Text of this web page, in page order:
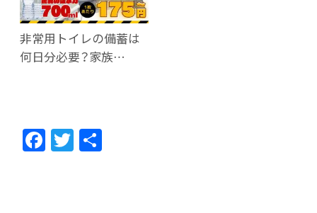
非常用トイレの備蓄は
何日分必要？家族…
F
ac
T
w